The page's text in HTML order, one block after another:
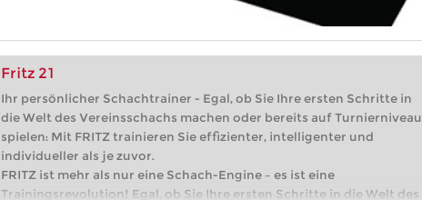
Fritz 21
Ihr persönlicher Schachtrainer - Egal, ob Sie Ihre ersten Schritte in
die Welt des Vereinsschachs machen oder bereits auf Turnierniveau
spielen: Mit FRITZ trainieren Sie effizienter, intelligenter und
individueller als je zuvor.
FRITZ ist mehr als nur eine Schach-Engine – es ist eine
Trainingsrevolution! Egal, ob Sie Ihre ersten Schritte in die Welt des